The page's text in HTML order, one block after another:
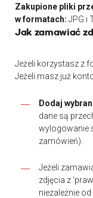
Zakupione pliki
w formatach: JPG i
Jak zamawiać
Jeżeli korzystasz z
Jeżeli masz już
Dodaj
dane są
wylogowanie
zamówień).
Jeżeli
zdjęcia z
niezależnie